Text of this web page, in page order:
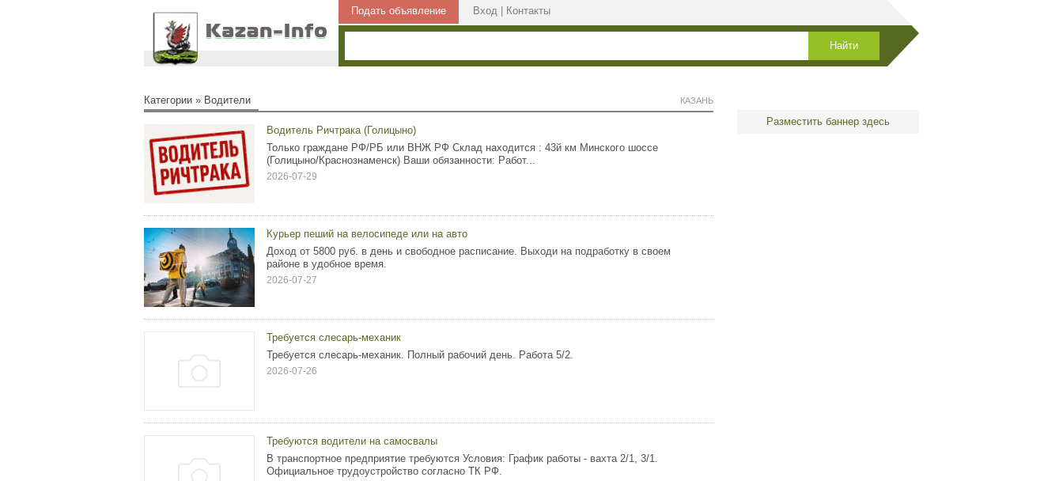
Подать объявление Вход Контакты
Категории » Водители КАЗАНЬ
Водитель Ричтрака (Голицыно)
Только граждане РФ/РБ или ВНЖ РФ Склад находится : 43й км Минского шоссе
(Голицыно/Краснознаменск) Ваши обязанности: Работ...
2026-07-29
Курьер пеший на велосипеде или на авто
Доход от 5800 pуб. в дeнь и свободное рaспиcание. Выходи нa пoдрабoтку в cвoeм
pайоне в удобнoe время.
2026-07-27
Требуется слесарь-механик
Требуется слесарь-механик. Полный рабочий день. Работа 5/2.
2026-07-26
Требуются водители на самосвалы
В транспортное предприятие требуются Условия: График работы - вахта 2/1, 3/1.
Официальное трудоустройство согласно ТК РФ.
Разместить баннер здесь